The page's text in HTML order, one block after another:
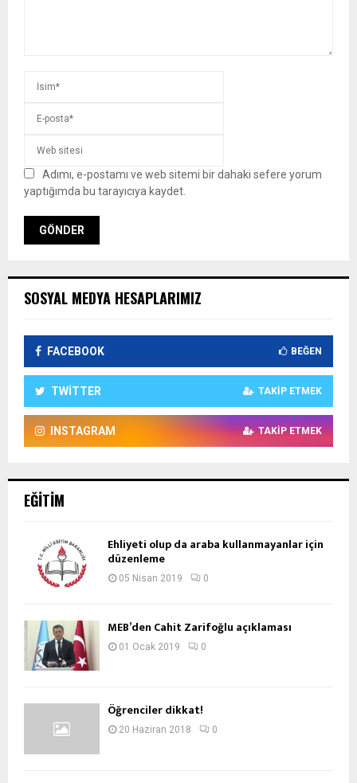
Adımı, e-postamı ve web sitemi bir dahaki sefere yorum
yaptığımda bu tarayıcıya kaydet.
SOSYAL MEDYA HESAPLARIMIZ
FACEBOOK BEĞEN
TWITTER TAKIP ETMEK
INSTAGRAM TAKIP ETMEK
EĞITIM
Ehliyeti olup da araba kullanmayanlar için
düzenleme
05 Nisan 2019 0
MEB’den Cahit Zarifoğlu açıklaması
01 Ocak 2019 0
Öğrenciler dikkat!
20 Haziran 2018 0